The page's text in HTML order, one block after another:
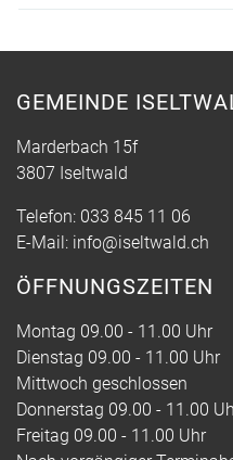
GEMEINDE
Marderbach 15f
3807 Iseltwald
Telefon: 033 845 11 06
E-Mail: info@iseltwald.ch
ÖFFNUNGSZEITEN
Montag 09.00 - 11.00 Uhr
Dienstag 09.00 - 11.00 Uhr
Mittwoch geschlossen
Donnerstag 09.00 - 11.00
Freitag 09.00 - 11.00 Uhr